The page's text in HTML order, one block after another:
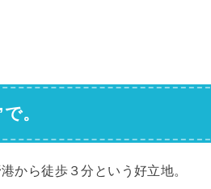
。
から徒歩３分という好立地。